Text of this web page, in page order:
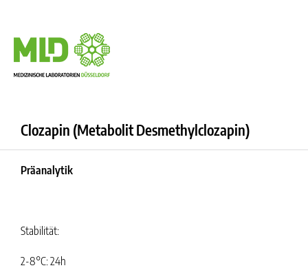
Clozapin (Metabolit Desmethylclozapin)
Präanalytik
Stabilität:
2-8°C: 24h